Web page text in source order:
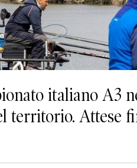
italiano A3
Attese